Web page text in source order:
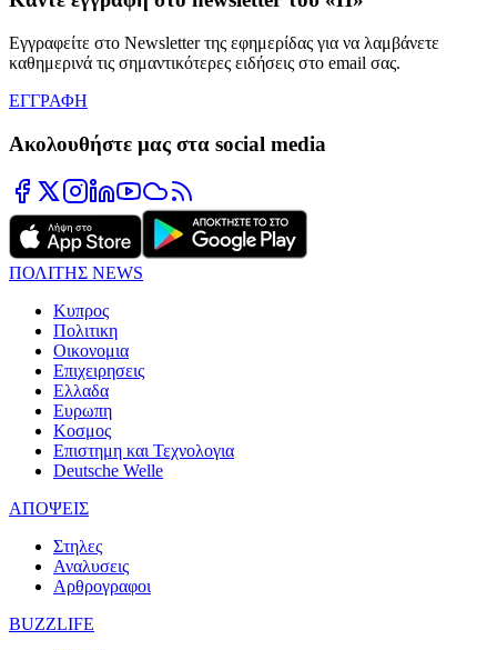
Εγγραφείτε στο Newsletter της εφημερίδας για να λαμβάνετε
καθημερινά τις σημαντικότερες ειδήσεις στο email σας.
ΕΓΓΡΑΦΗ
Ακολουθήστε μας στα social media
ΠΟΛΙΤΗΣ NEWS
Κυπρος
Πολιτικη
Οικονομια
Επιχειρησεις
Ελλαδα
Ευρωπη
Κοσμος
Επιστημη και Τεχνολογια
Deutsche Welle
ΑΠΟΨΕΙΣ
Στηλες
Αναλυσεις
Αρθρογραφοι
BUZZLIFE